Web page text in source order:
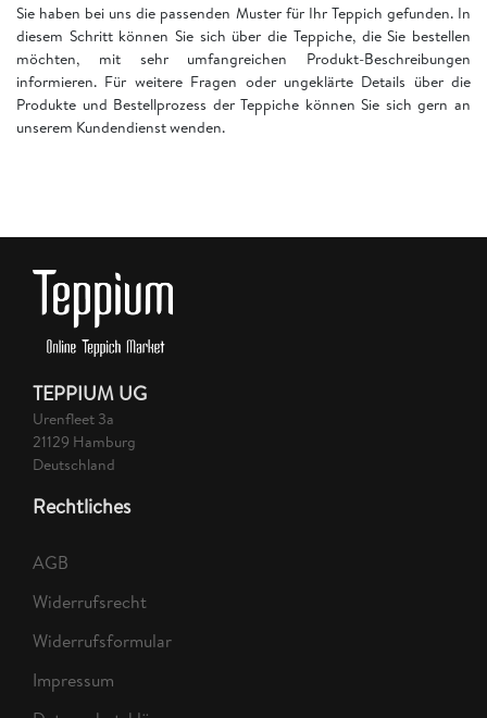
Sie haben bei uns die passenden Muster für Ihr Teppich gefunden. In
diesem Schritt können Sie sich über die Teppiche, die Sie bestellen
möchten, mit sehr umfangreichen Produkt-Beschreibungen
informieren. Für weitere Fragen oder ungeklärte Details über die
Produkte und Bestellprozess der Teppiche können Sie sich gern an
unserem Kundendienst wenden.
TEPPIUM UG
Urenfleet 3a
21129 Hamburg
Deutschland
Rechtliches
AGB
Widerrufsrecht
Widerrufsformular
Impressum